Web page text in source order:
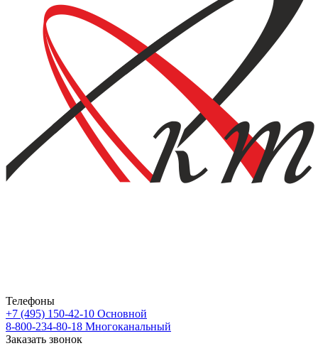
Телефоны
+7 (495) 150-42-10 Основной
8-800-234-80-18 Многоканальный
Заказать звонок